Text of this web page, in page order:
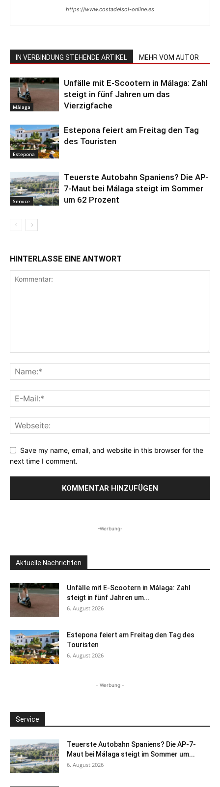
https://www.costadelsol-online.es
IN VERBINDUNG STEHENDE ARTIKEL MEHR VOM AUTOR
Málaga
Unfälle mit E-Scootern in Málaga: Zahl
steigt in fünf Jahren um das
Vierzigfache
Estepona
Estepona feiert am Freitag den Tag
des Touristen
Service
Teuerste Autobahn Spaniens? Die AP-
7-Maut bei Málaga steigt im Sommer
um 62 Prozent
HINTERLASSE EINE ANTWORT
Save my name, email, and website in this browser for the
next time I comment.
-Werbung-
Aktuelle Nachrichten
Unfälle mit E-Scootern in Málaga: Zahl
steigt in fünf Jahren um...
6. August 2026
Estepona feiert am Freitag den Tag des
Touristen
6. August 2026
- Werbung -
Service
Teuerste Autobahn Spaniens? Die AP-7-
Maut bei Málaga steigt im Sommer um...
6. August 2026